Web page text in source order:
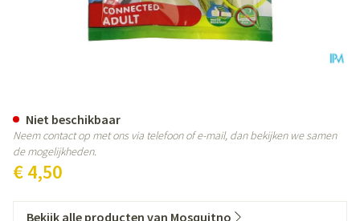
€ 4,50
Niet beschikbaar
Neem contact op met ons via telefoon of e-mail, dan bekijken we samen
de mogelijkheden.
Bekijk alle producten van Mosquitno